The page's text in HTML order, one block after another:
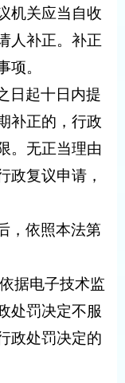
机关应当自收
人补正。补正
项。
日起十日内提
补正的，行政
。无正当理由
政复议申请，
，依照本法第
据电子技术监
处罚决定不服
政处罚决定的